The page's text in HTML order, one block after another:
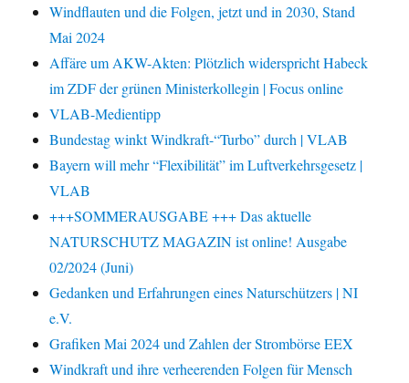
Windflauten und die Folgen, jetzt und in 2030, Stand
Mai 2024
Affäre um AKW-Akten: Plötzlich widerspricht Habeck
im ZDF der grünen Ministerkollegin | Focus online
VLAB-Medientipp
Bundestag winkt Windkraft-“Turbo” durch | VLAB
Bayern will mehr “Flexibilität” im Luftverkehrsgesetz |
VLAB
+++SOMMERAUSGABE +++ Das aktuelle
NATURSCHUTZ MAGAZIN ist online! Ausgabe
02/2024 (Juni)
Gedanken und Erfahrungen eines Naturschützers | NI
e.V.
Grafiken Mai 2024 und Zahlen der Strombörse EEX
Windkraft und ihre verheerenden Folgen für Mensch